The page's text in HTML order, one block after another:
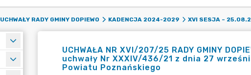
UCHWAŁY RADY GMINY DOPIEWO KADENCJA 2024-2029 XVI SESJA –
UCHWAŁA NR XVI/207/25 RADY GMINY
uchwały Nr XXXIV/436/21 z dnia 27
Powiatu Poznańskiego